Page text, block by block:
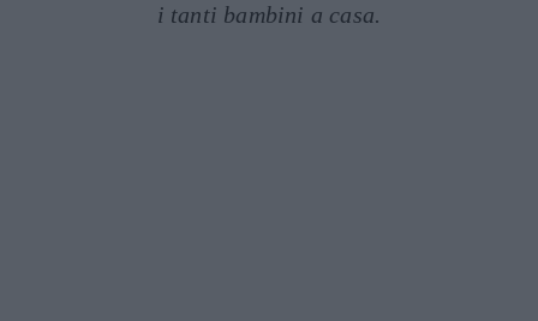
i tanti bambini a casa.